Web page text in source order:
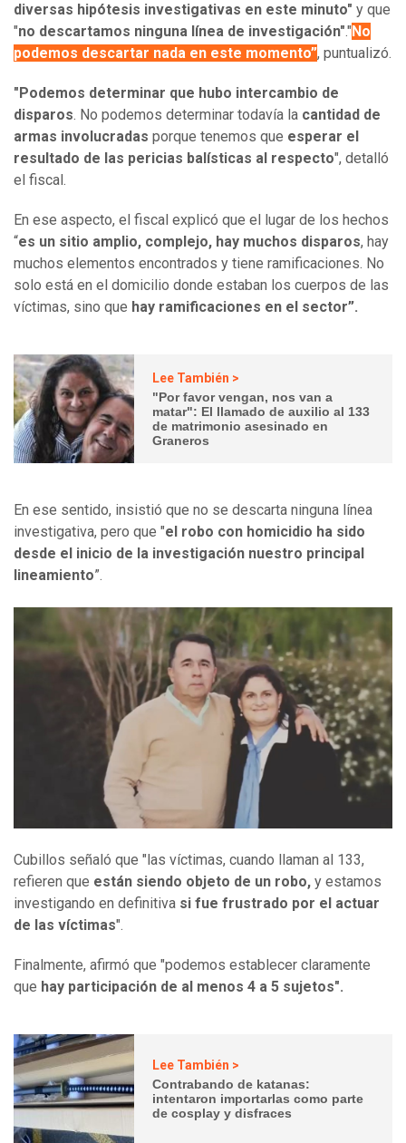
diversas hipótesis investigativas en este minuto" y que
"no descartamos ninguna línea de investigación"."No
podemos descartar nada en este momento”, puntualizó.
"Podemos determinar que hubo intercambio de
disparos. No podemos determinar todavía la cantidad de
armas involucradas porque tenemos que esperar el
resultado de las pericias balísticas al respecto", detalló
el fiscal.
En ese aspecto, el fiscal explicó que el lugar de los hechos
“es un sitio amplio, complejo, hay muchos disparos, hay
muchos elementos encontrados y tiene ramificaciones. No
solo está en el domicilio donde estaban los cuerpos de las
víctimas, sino que hay ramificaciones en el sector”.
Lee También >
"Por favor vengan, nos van a
matar": El llamado de auxilio al 133
de matrimonio asesinado en
Graneros
En ese sentido, insistió que no se descarta ninguna línea
investigativa, pero que "el robo con homicidio ha sido
desde el inicio de la investigación nuestro principal
lineamiento”.
Cubillos señaló que "las víctimas, cuando llaman al 133,
refieren que están siendo objeto de un robo, y estamos
investigando en definitiva si fue frustrado por el actuar
de las víctimas".
Finalmente, afirmó que "podemos establecer claramente
que hay participación de al menos 4 a 5 sujetos".
Lee También >
Contrabando de katanas:
intentaron importarlas como parte
de cosplay y disfraces